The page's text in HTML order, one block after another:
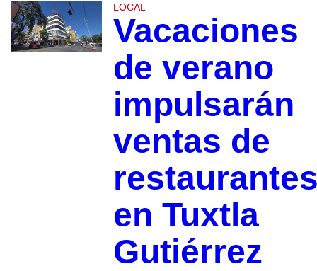
LOCAL
Vacaciones
de verano
impulsarán
ventas de
en Tuxtla
Gutiérrez